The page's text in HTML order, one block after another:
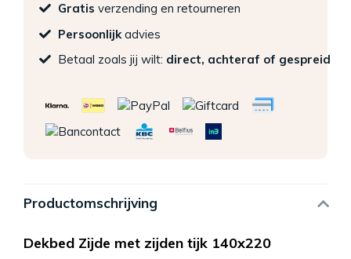
Gratis verzending en retourneren
Persoonlijk advies
Betaal zoals jij wilt: direct, achteraf of gespreid
Productomschrijving
Dekbed Zijde met zijden tijk 140x220